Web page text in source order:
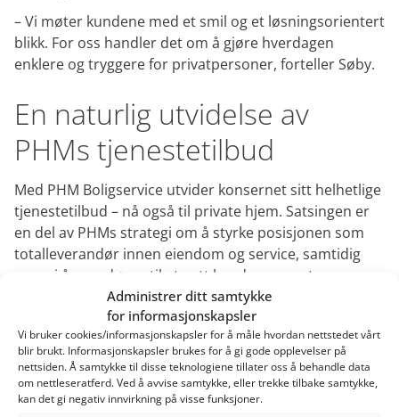
Administrer ditt samtykke
for informasjonskapsler
Vi bruker cookies/informasjonskapsler for å måle hvordan nettstedet vårt
blir brukt. Informasjonskapsler brukes for å gi gode opplevelser på
nettsiden. Å samtykke til disse teknologiene tillater oss å behandle data
om nettleseratferd. Ved å avvise samtykke, eller trekke tilbake samtykke,
kan det gi negativ innvirkning på visse funksjoner.
– Vi møter kundene med et smil og et løsningsorientert
blikk. For oss handler det om å gjøre hverdagen
enklere og tryggere for privatpersoner, forteller Søby.
En naturlig utvidelse av
PHMs tjenestetilbud
Med PHM Boligservice utvider konsernet sitt helhetlige
tjenestetilbud – nå også til private hjem. Satsingen er
en del av PHMs strategi om å styrke posisjonen som
totalleverandør innen eiendom og service, samtidig
som vi åpner døren til et nytt kundesegment.
Lanseringen gir oss:
En trygg og profesjonell aktør også for privatkunder
Flere ben å stå på i markedet
Mulighet for vekst i nye kanaler